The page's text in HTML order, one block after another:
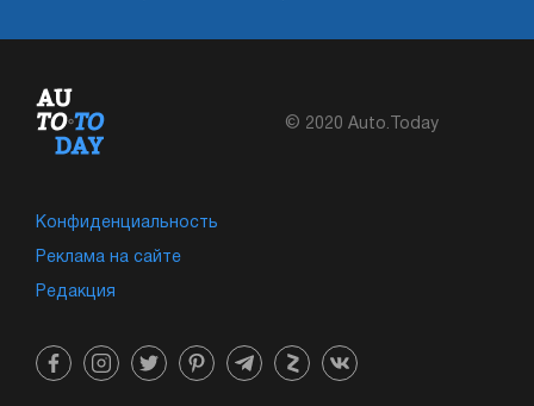
© 2020 Auto.Today
Конфиденциальность
Реклама на сайте
Редакция